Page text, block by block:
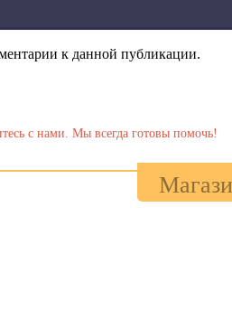
к данной публикации.
Купить
с нами. Мы всегда готовы помочь!